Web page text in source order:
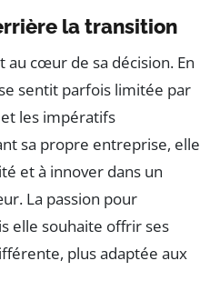
la transition
au cœur de sa décision. En
sentit parfois limitée par
les impératifs
sa propre entreprise, elle
et à innover dans un
La passion pour
elle souhaite offrir ses
plus adaptée aux